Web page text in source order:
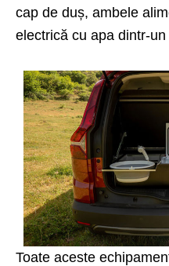
cap de duș, ambele
electrică cu apa dintr-
Toate aceste